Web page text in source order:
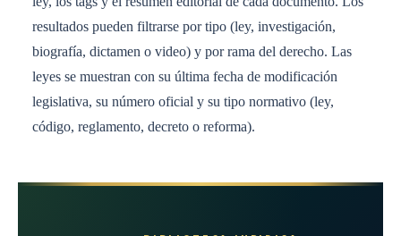
resultados pueden filtrarse por tipo (ley, investigación,
biografía, dictamen o video) y por rama del derecho. Las
leyes se muestran con su última fecha de modificación
legislativa, su número oficial y su tipo normativo (ley,
código, reglamento, decreto o reforma).